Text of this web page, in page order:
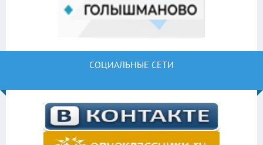
СОЦИАЛЬНЫЕ СЕТИ